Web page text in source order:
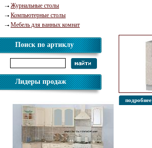
Журнальные столы
Компьютерные столы
Мебель для ванных комнат
Поиск по артиклу
Лидеры продаж
подробнее